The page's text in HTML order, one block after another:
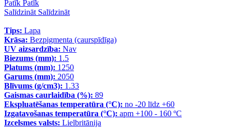
Patīk Patīk
Salīdzināt Salīdzināt
Tips: Lapa
Krāsa: Bezpigmenta (caurspīdīga)
UV aizsardzība: Nav
Biezums (mm): 1.5
Platums (mm): 1250
Garums (mm): 2050
Blīvums (g/cm3): 1.33
Gaismas caurlaidība (%): 89
Ekspluatēšanas temperatūra (°C): no -20 līdz +60
Izgatavošanas temperatūra (°C): apm +100 - 160 ºC
Izcelsmes valsts: Lielbritānija